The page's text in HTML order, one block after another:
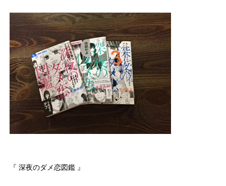
『 深夜のダメ恋図鑑 』